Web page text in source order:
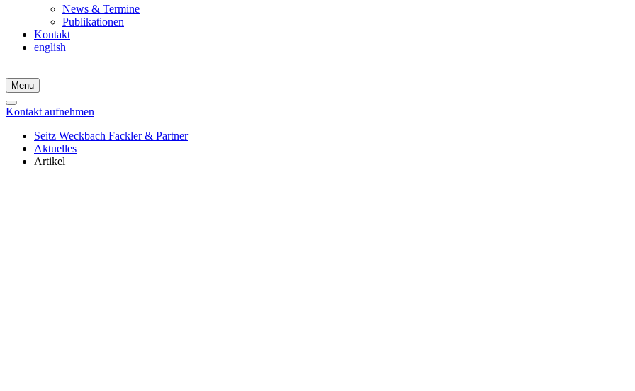
News & Termine
Publikationen
Kontakt
english
Menu
Kontakt aufnehmen
Seitz Weckbach Fackler & Partner
Aktuelles
Artikel